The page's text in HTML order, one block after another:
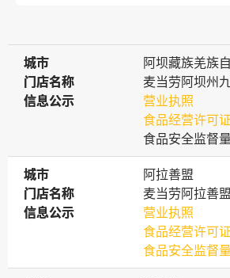
城市
城市
阿坝藏族羌族
门店名称
门店名称
麦当劳阿坝州
信息公示
信息公示
营业执照
食品经营许可证
食品安全监督
城市
城市
阿拉善盟
门店名称
门店名称
麦当劳阿拉善
信息公示
信息公示
营业执照
食品经营许可证
食品安全监督